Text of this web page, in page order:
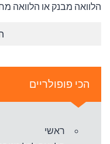
הלוואה מבנק או הלוואה
הכי פופולריים
ראשי